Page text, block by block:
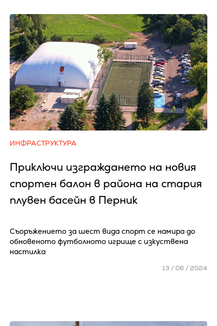
ИНФРАСТРУКТУРА
Приключи изграждането на новия
спортен балон в района на стария
плувен басейн в Перник
Съоръжението за шест вида спорт се намира до
обновеното футболното игрище с изкуствена
настилка
13 / 06 / 2024